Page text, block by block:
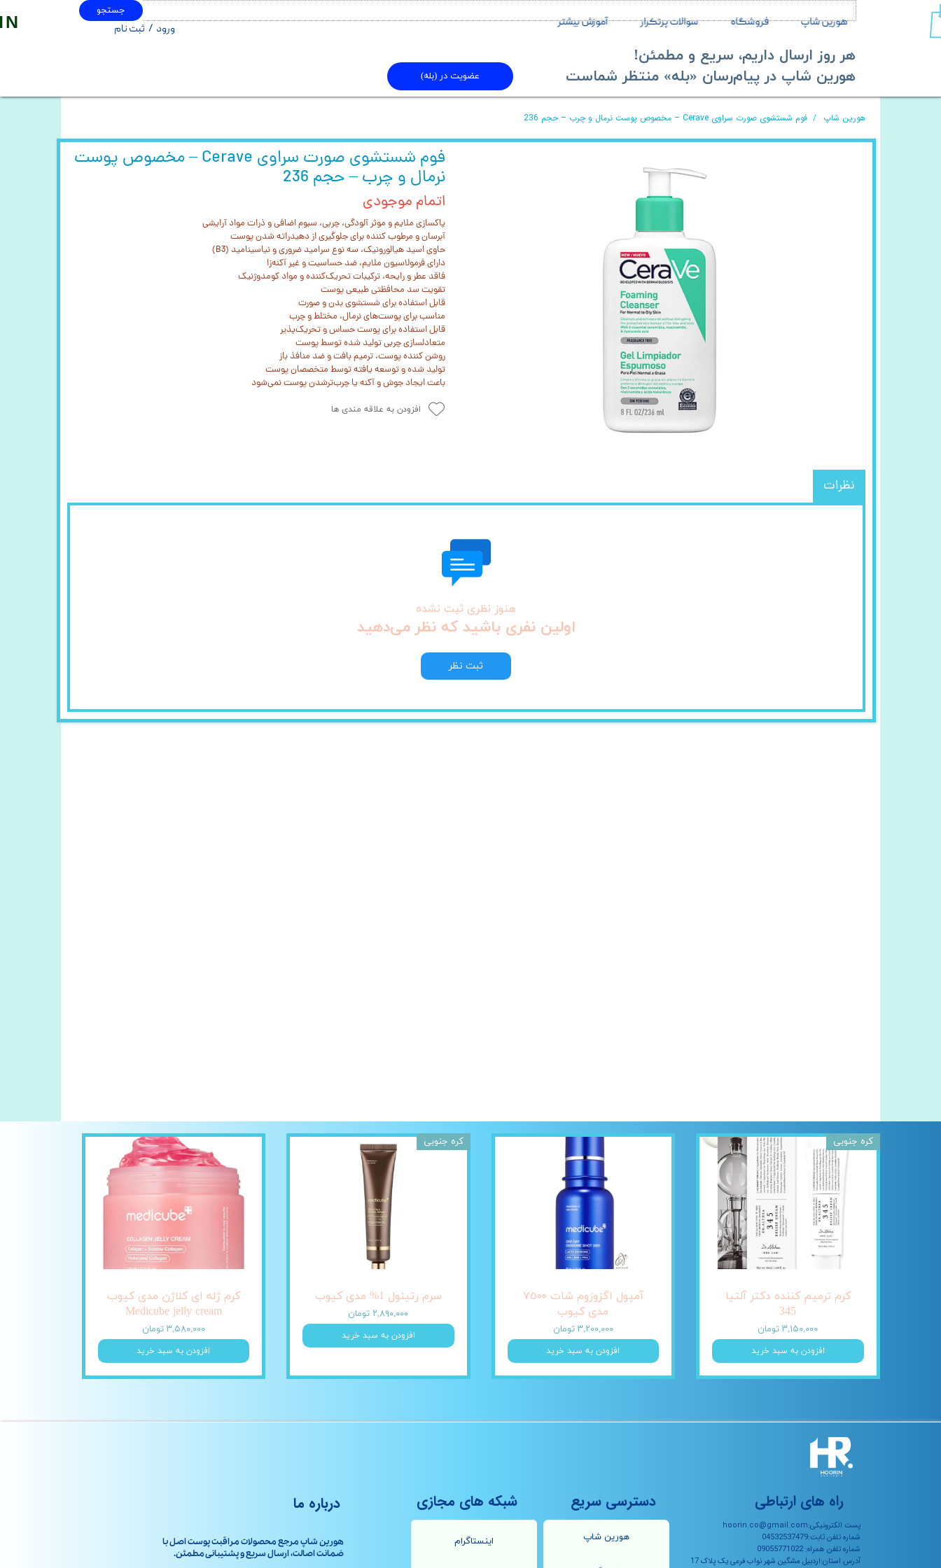
هورین شاپ فروشگاه سوالات پرتکرار آموزش بیشتر ورود / ثبت نام
جستجو
هر روز ارسال داریم، سریع و مطمئن!
​​​​​​​هورین شاپ در پیام‌رسان «بله» منتظر شماست​​​​​​​
عضویت در (بله)
هورین شاپ فوم شستشوی صورت سراوی Cerave – مخصوص پوست نرمال و چرب – حجم 236
فوم شستشوی صورت سراوی Cerave – مخصوص پوست
نرمال و چرب – حجم 236
اتمام موجودی
پاکسازی ملایم و موثر آلودگی، چربی، سبوم اضافی و ذرات مواد آرایشی
آبرسان و مرطوب کننده برای جلوگیری از دهیدراته شدن پوست
حاوی اسید هیالورونیک، سه نوع سرامید ضروری و نیاسینامید (B3)
دارای فرمولاسیون ملایم، ضد حساسیت و غیر آکنه‌زا
فاقد عطر و رایحه، ترکیبات تحریک‌کننده و مواد کومدوژنیک
تقویت سد محافظتی طبیعی پوست
قابل استفاده برای شستشوی بدن و صورت
مناسب برای پوست‌های نرمال، مختلط و چرب
قابل استفاده برای پوست حساس و تحریک‌پذیر
متعادلسازی چربی تولید شده توسط پوست
روشن کننده پوست، ترمیم بافت و ضد منافذ باز
تولید شده و توسعه یافته توسط متخصصان پوست
باعث ایجاد جوش و آکنه یا چرب‌ترشدن پوست نمی‌شود
افزودن به علاقه مندی ها
نظرات
هنوز نظری ثبت نشده
اولین نفری باشید که نظر می‌دهید
ثبت نظر
کرم ترمیم کننده دکتر آلتیا
345
۳,۱۵۰,۰۰۰ تومان
افزودن به سبد خرید
کره جنوبی
آمپول اگزوزوم شات ٧٥٠٠
مدی کیوب
۳,۲۰۰,۰۰۰ تومان
افزودن به سبد خرید
سرم رتینول 1% مدی کیوب
۲,۸۹۰,۰۰۰ تومان
افزودن به سبد خرید
کره جنوبی
کرم ژله ای کلاژن مدی کیوب
Medicube jelly cream
۳,۵۸۰,۰۰۰ تومان
افزودن به سبد خرید
پست الکترونیکی:hoorin.co@gmail.com
شماره تلفن ثابت:04532537479
شماره تلفن همراه: 09055771022
آدرس استان:اردبیل مشگین شهر نواب فرعی یک پلاک 17
راه های ارتباطی
هورین شاپ
دسترسی سریع
اینستاگرام
شبکه های مجازی
هورین شاپ مرجع محصولات مراقبت پوست اصل با
ضمانت اصالت، ارسال سریع و پشتیبانی مطمئن.​​​​​​​​​​​​​​
درباره ما